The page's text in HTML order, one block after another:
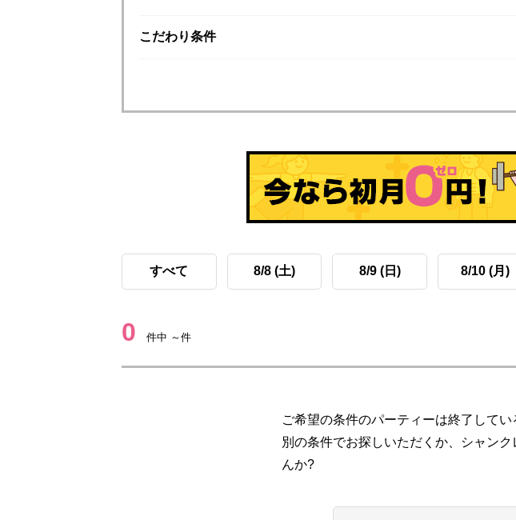
こだわり条件
すべて 8/8 (土) 8/9 (日) 8/10 (月)
0 件中 ～件
ご希望の条件のパーティーは終了してい
別の条件でお探しいただくか、シャン
んか?